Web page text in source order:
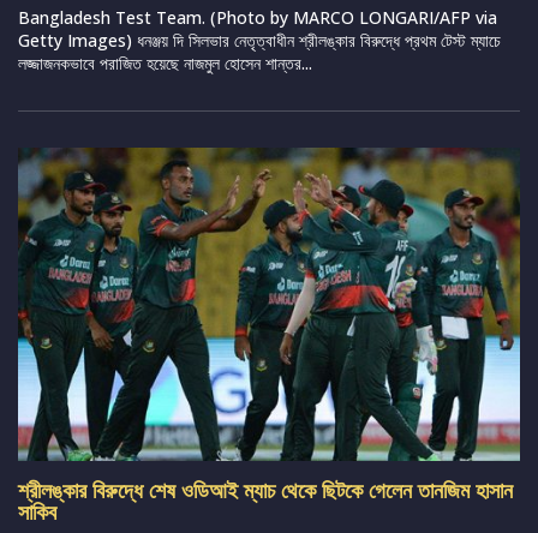
Bangladesh Test Team. (Photo by MARCO LONGARI/AFP via
Getty Images) ধনঞ্জয় দি সিলভার নেতৃত্বাধীন শ্রীলঙ্কার বিরুদ্ধে প্রথম টেস্ট ম্যাচে
লজ্জাজনকভাবে পরাজিত হয়েছে নাজমুল হোসেন শান্তর...
শ্রীলঙ্কার বিরুদ্ধে শেষ ওডিআই ম্যাচ থেকে ছিটকে গেলেন তানজিম হাসান
সাকিব